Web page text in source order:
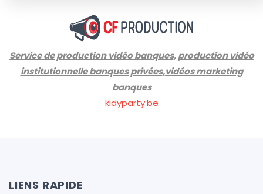
Service de production vidéo banques,production vidéo
institutionnelle banques privées,vidéos marketing
banques
kidyparty.be
LIENS RAPIDE